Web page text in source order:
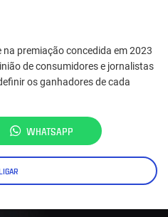
premiação concedida em 2023
de consumidores e jornalistas
os ganhadores de cada
WHATSAPP